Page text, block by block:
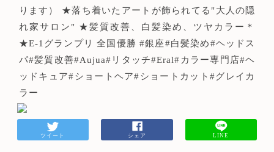
ります） ★落ち着いたアートが飾られてる"大人の隠
れ家サロン" ★髪質改善、白髪染め、ツヤカラー＊
★E-1グランプリ 全国優勝 #銀座#白髪染め#ヘッドス
パ#髪質改善#Aujua#リタッチ#Eral#カラー専門店#ヘ
ッドキュア#ショートヘア#ショートカット#グレイカ
ラー
ツイート シェア LINE